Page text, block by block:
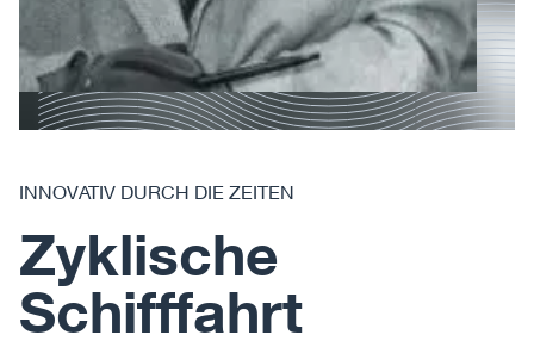
INNOVATIV DURCH DIE ZEITEN
Zyklische
Schifffahrt